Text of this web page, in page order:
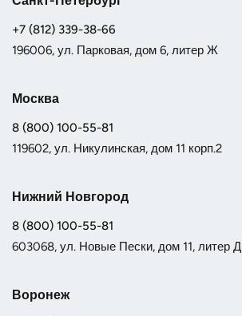
+7 (812) 339-38-66
196006, ул. Парковая, дом 6, литер Ж
Москва
8 (800) 100-55-81
119602, ул. Никулинская, дом 11 корп.2
Нижний Новгород
8 (800) 100-55-81
603068, ул. Новые Пески, дом 11, литер Д
Воронеж